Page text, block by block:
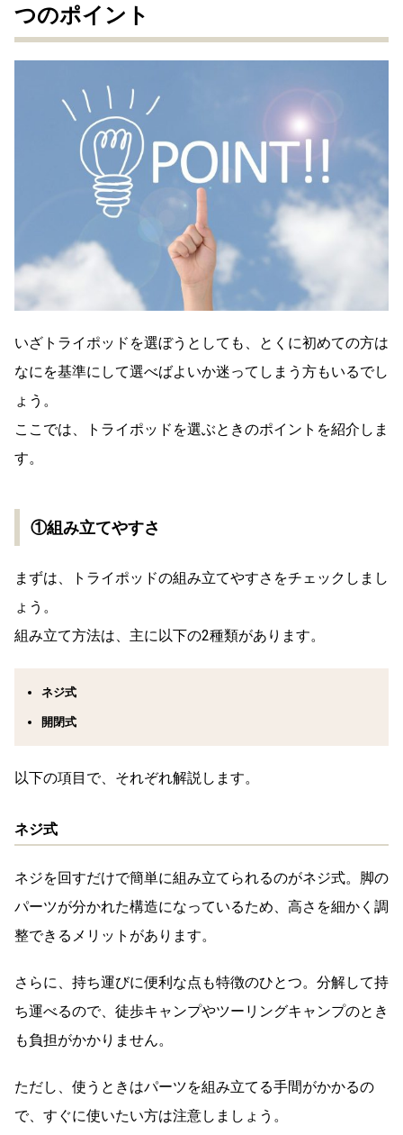
つのポイント
いざトライポッドを選ぼうとしても、とくに初めての方は
なにを基準にして選べばよいか迷ってしまう方もいるでし
ょう。
ここでは、トライポッドを選ぶときのポイントを紹介しま
す。
①組み立てやすさ
まずは、トライポッドの組み立てやすさをチェックしまし
ょう。
組み立て方法は、主に以下の2種類があります。
ネジ式
開閉式
以下の項目で、それぞれ解説します。
ネジ式
ネジを回すだけで簡単に組み立てられるのがネジ式。脚の
パーツが分かれた構造になっているため、高さを細かく調
整できるメリットがあります。
さらに、持ち運びに便利な点も特徴のひとつ。分解して持
ち運べるので、徒歩キャンプやツーリングキャンプのとき
も負担がかかりません。
ただし、使うときはパーツを組み立てる手間がかかるの
で、すぐに使いたい方は注意しましょう。